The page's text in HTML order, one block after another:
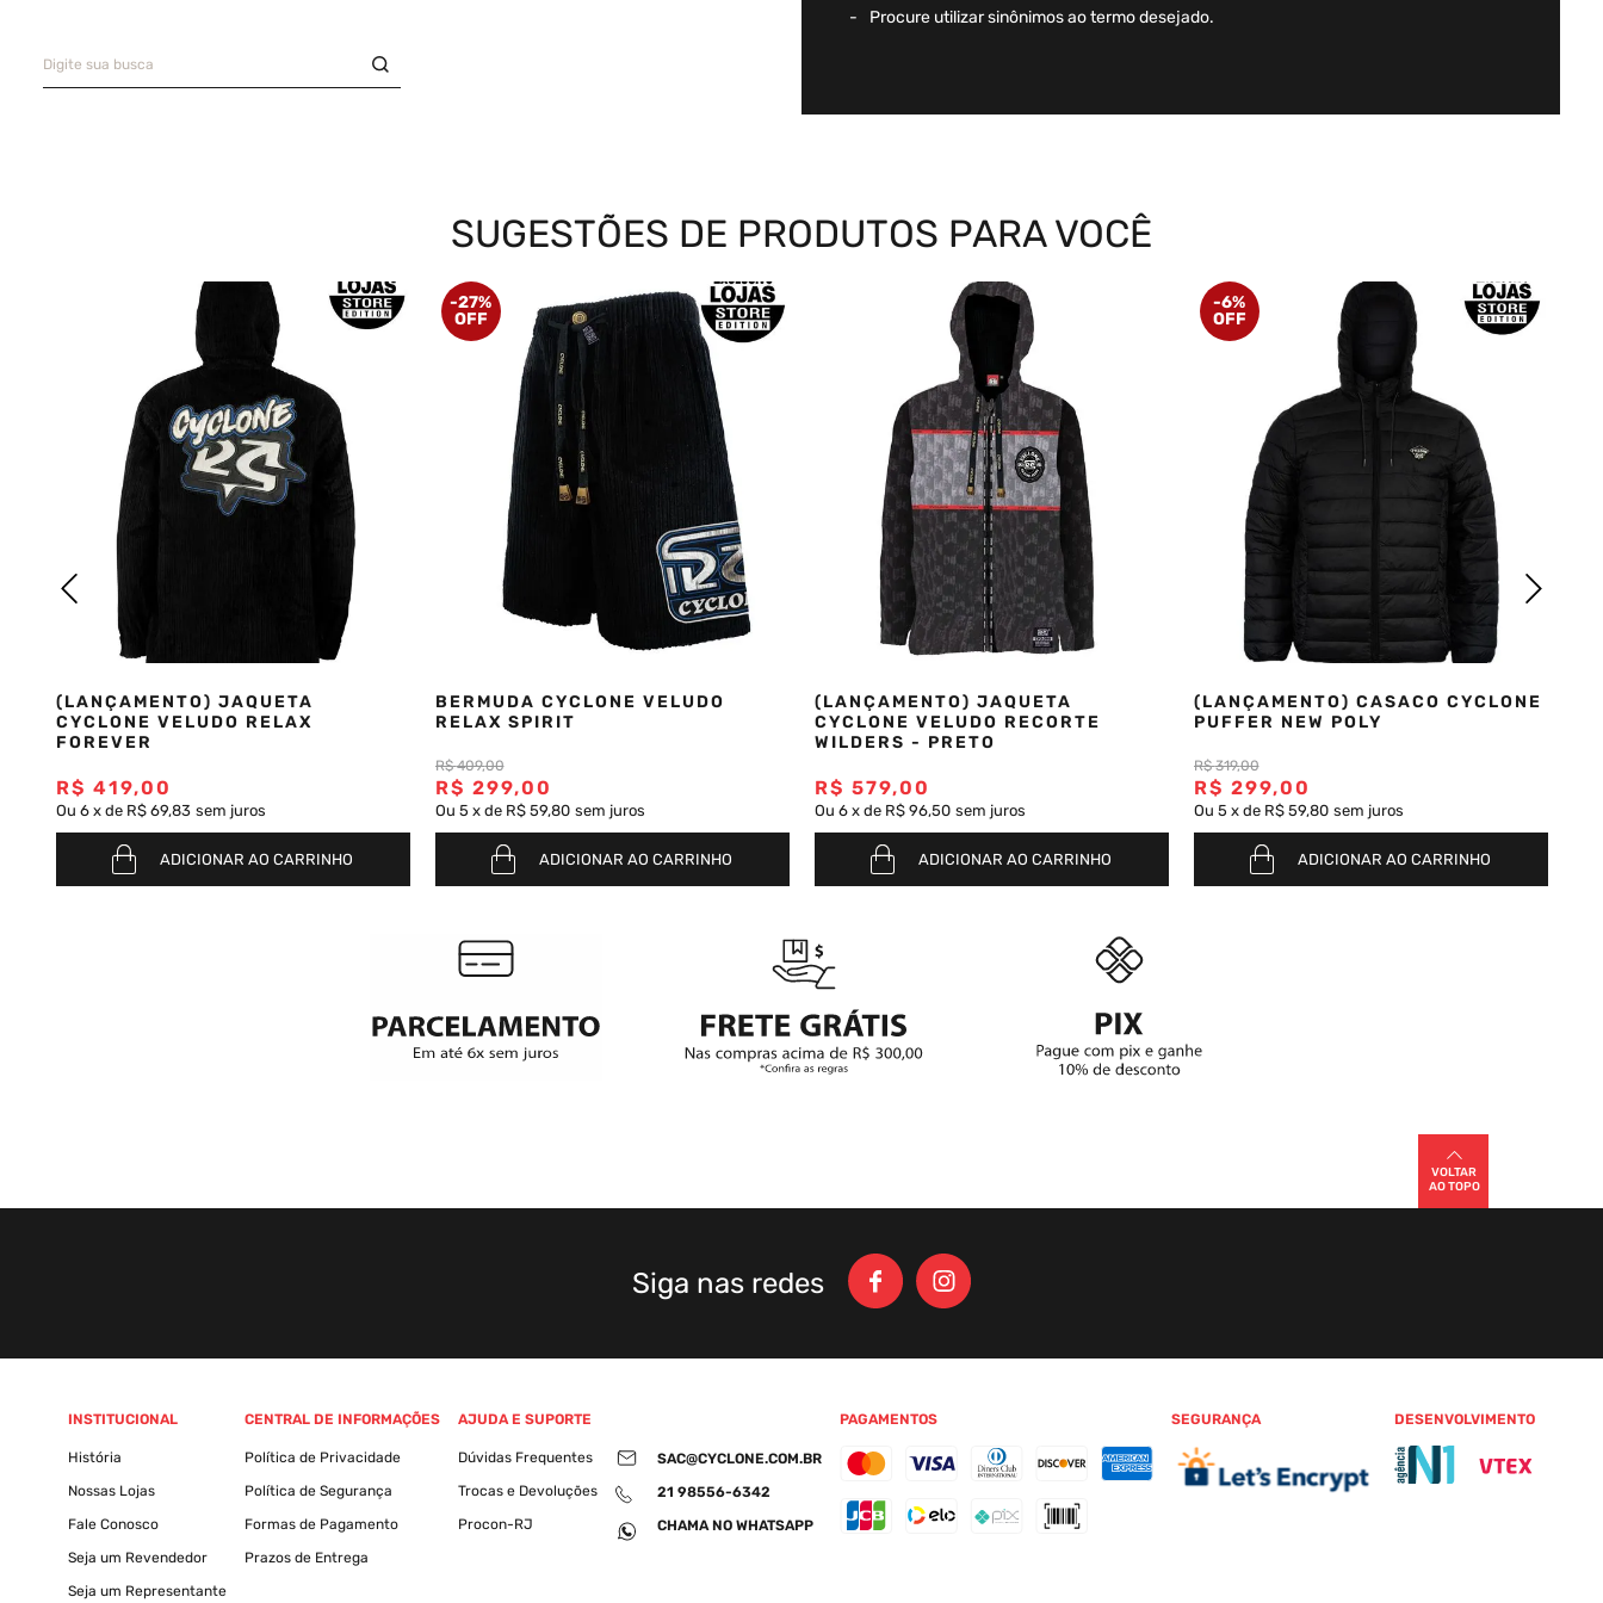
Procure utilizar sinônimos ao termo desejado.
SUGESTÕES DE PRODUTOS PARA VOCÊ
(LANÇAMENTO) JAQUETA
CYCLONE VELUDO RELAX
FOREVER
R$ 419,00
Ou 6 xde R$ 69,83 sem juros
ADICIONAR AO CARRINHO
-27%
BERMUDA CYCLONE VELUDO
RELAX SPIRIT
R$ 409,00
R$ 299,00
Ou 5 xde R$ 59,80 sem juros
ADICIONAR AO CARRINHO
(LANÇAMENTO) JAQUETA
CYCLONE VELUDO RECORTE
WILDERS - PRETO
R$ 579,00
Ou 6 xde R$ 96,50 sem juros
ADICIONAR AO CARRINHO
-6%
(LANÇAMENTO) CASACO CYCLONE
PUFFER NEW POLY
R$ 319,00
R$ 299,00
Ou 5 xde R$ 59,80 sem juros
ADICIONAR AO CARRINHO
VOLTAR
AO TOPO
Siga nas redes
INSTITUCIONAL
História
Nossas Lojas
Fale Conosco
Seja um Revendedor
Seja um Representante
CENTRAL DE INFORMAÇÕES
Política de Privacidade
Política de Segurança
Formas de Pagamento
Prazos de Entrega
AJUDA E SUPORTE
Dúvidas Frequentes
Trocas e Devoluções
Procon-RJ
SAC@CYCLONE.COM.BR
21 98556-6342
CHAMA NO WHATSAPP
PAGAMENTOS SEGURANÇA DESENVOLVIMENTO
10º
Camiseta
Jaqueta Veludo
Calça
Recorte
Casaco
Saia
10 Camiseta